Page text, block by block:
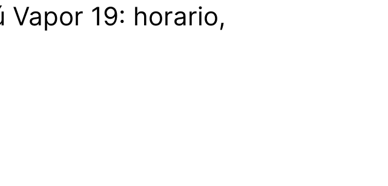
Vapor 19: horario,